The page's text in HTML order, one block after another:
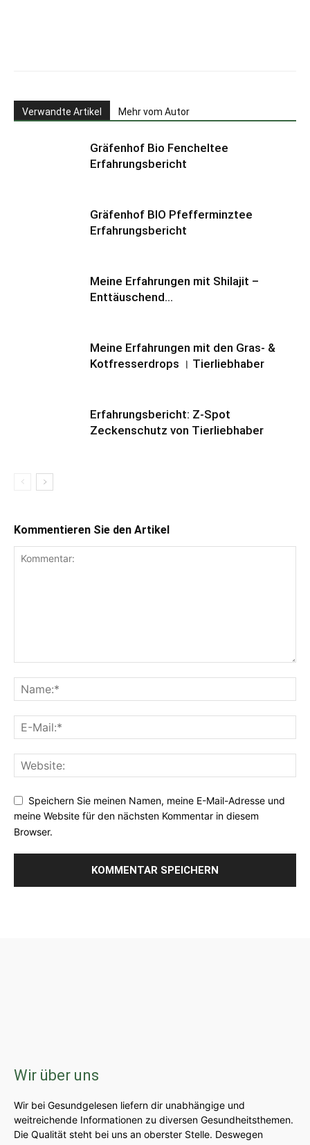
Verwandte Artikel Mehr vom Autor
Gräfenhof Bio Fencheltee
Erfahrungsbericht
Gräfenhof BIO Pfefferminztee
Erfahrungsbericht
Meine Erfahrungen mit Shilajit –
Enttäuschend…
Meine Erfahrungen mit den Gras- &
Kotfresserdrops । Tierliebhaber
Erfahrungsbericht: Z-Spot
Zeckenschutz von Tierliebhaber
Kommentieren Sie den Artikel
Speichern Sie meinen Namen, meine E-Mail-Adresse und
meine Website für den nächsten Kommentar in diesem
Browser.
Wir über uns
Wir bei Gesundgelesen liefern dir unabhängige und
weitreichende Informationen zu diversen Gesundheitsthemen.
Die Qualität steht bei uns an oberster Stelle. Deswegen